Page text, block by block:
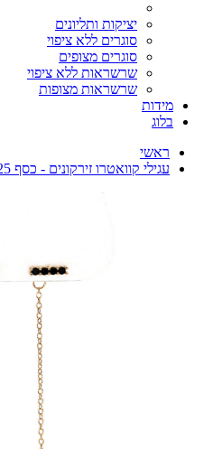
יציקות ותליונים
סוגרים ללא ציפוי
סוגרים מצופים
שרשראות ללא ציפוי
שרשראות מצופות
מידות
בלוג
ראשי
עגילי קוואטרו זירקונים - כסף 925 בציפוי זהב מיקרוני